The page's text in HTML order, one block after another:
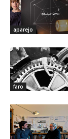
aparejo
faro